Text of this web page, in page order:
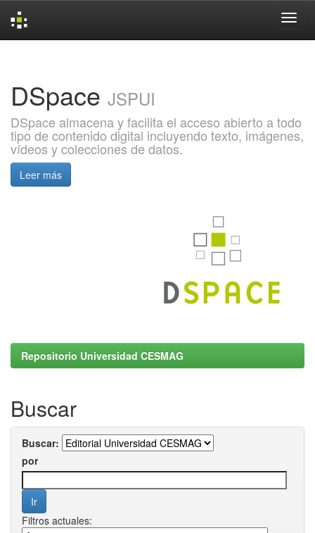
DSpace JSPUI
DSpace almacena y facilita el acceso abierto a todo
tipo de contenido digital incluyendo texto, imágenes,
vídeos y colecciones de datos.
Leer más
Repositorio Universidad CESMAG
Buscar
Buscar:
por
Filtros actuales: